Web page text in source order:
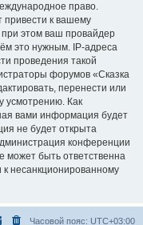
право.
привести к вашему
этом ваш провайдер
это нужным. IP-адреса
проведения такой
форумов «Сказка
перенести или
усмотрению. Как
вами информация будет
не будет открыта
конференции
может быть ответственна
к несанкционированному
Часовой пояс: UTC+03:00